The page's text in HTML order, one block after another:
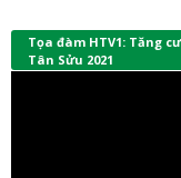
Tọa đàm HTV1: Tăng
Tân Sửu 2021